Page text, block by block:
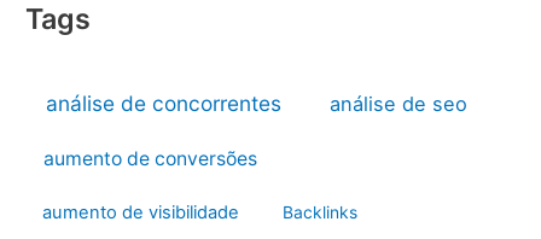
Tags
análise de concorrentes análise de seo
aumento de conversões
aumento de visibilidade Backlinks